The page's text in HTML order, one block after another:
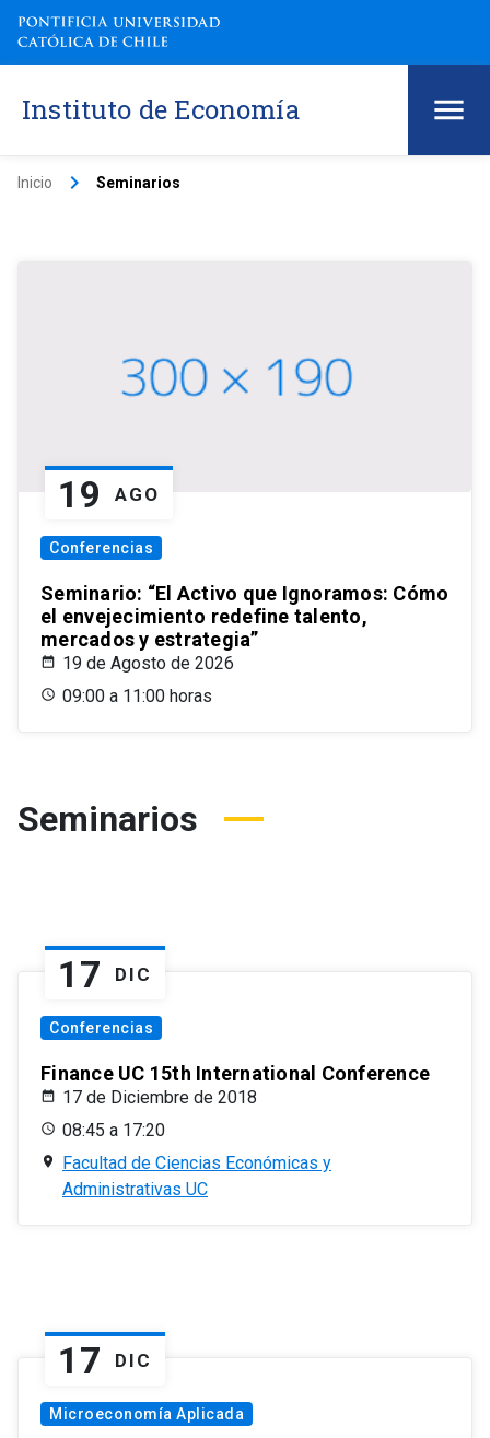
Instituto de Economía
Inicio keyboard_arrow_right Seminarios
19 AGO
Conferencias
Seminario: “El Activo que Ignoramos: Cómo
el envejecimiento redefine talento,
mercados y estrategia”
19 de Agosto de 2026
09:00 a 11:00 horas
Seminarios
17 DIC
Conferencias
Finance UC 15th International Conference
17 de Diciembre de 2018
08:45 a 17:20
Facultad de Ciencias Económicas y
Administrativas UC
17 DIC
Microeconomía Aplicada